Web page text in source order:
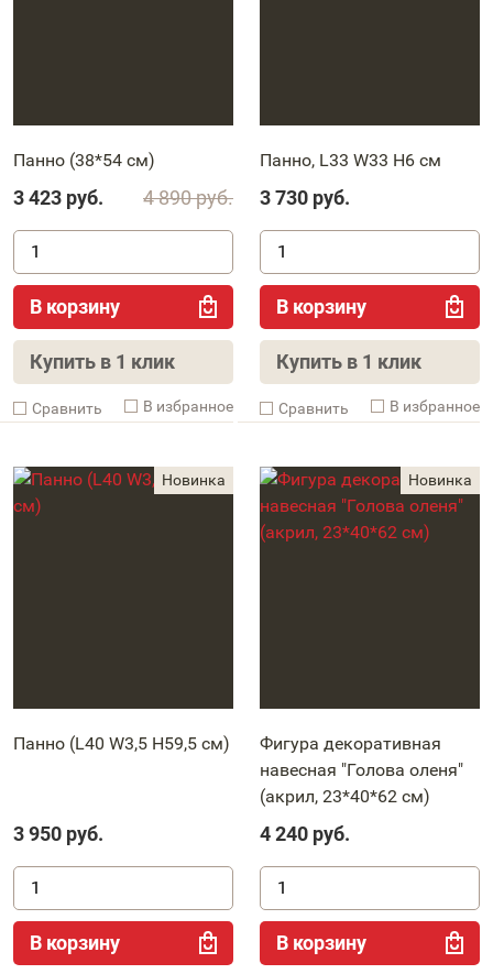
Панно (38*54 см)
4 890руб.
3 423 руб.
В корзину
Купить в 1 клик
Cравнить В избранное
Панно, L33 W33 H6 см
3 730 руб.
В корзину
Купить в 1 клик
Cравнить В избранное
Панно (L40 W3,5 H59,5 см)
3 950 руб.
В корзину
Фигура декоративная
навесная "Голова оленя"
(акрил, 23*40*62 см)
4 240 руб.
В корзину